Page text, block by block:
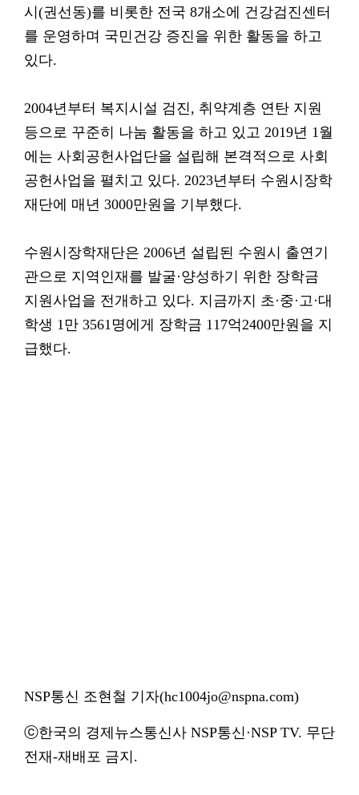
시(권선동)를 비롯한 전국 8개소에 건강검진센터
를 운영하며 국민건강 증진을 위한 활동을 하고
있다.
2004년부터 복지시설 검진, 취약계층 연탄 지원
등으로 꾸준히 나눔 활동을 하고 있고 2019년 1월
에는 사회공헌사업단을 설립해 본격적으로 사회
공헌사업을 펼치고 있다. 2023년부터 수원시장학
재단에 매년 3000만원을 기부했다.
수원시장학재단은 2006년 설립된 수원시 출연기
관으로 지역인재를 발굴·양성하기 위한 장학금
지원사업을 전개하고 있다. 지금까지 초·중·고·대
학생 1만 3561명에게 장학금 117억2400만원을 지
급했다.
NSP통신 조현철 기자(hc1004jo@nspna.com)
ⓒ한국의 경제뉴스통신사 NSP통신·NSP TV. 무단
전재-재배포 금지.